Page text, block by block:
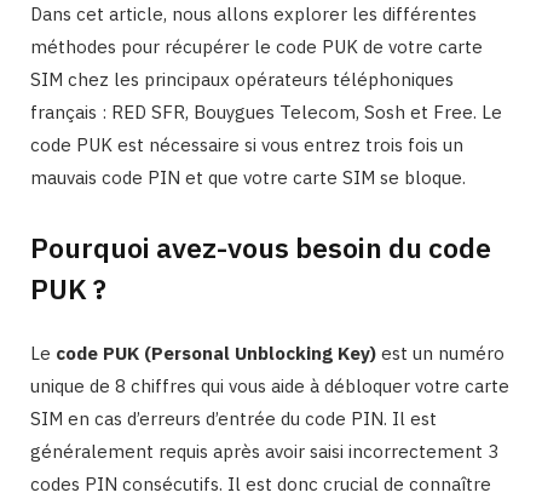
Dans cet article, nous allons explorer les différentes
méthodes pour récupérer le code PUK de votre carte
SIM chez les principaux opérateurs téléphoniques
français : RED SFR, Bouygues Telecom, Sosh et Free. Le
code PUK est nécessaire si vous entrez trois fois un
mauvais code PIN et que votre carte SIM se bloque.
Pourquoi avez-vous besoin du code
PUK ?
Le code PUK (Personal Unblocking Key) est un numéro
unique de 8 chiffres qui vous aide à débloquer votre carte
SIM en cas d’erreurs d’entrée du code PIN. Il est
généralement requis après avoir saisi incorrectement 3
codes PIN consécutifs. Il est donc crucial de connaître